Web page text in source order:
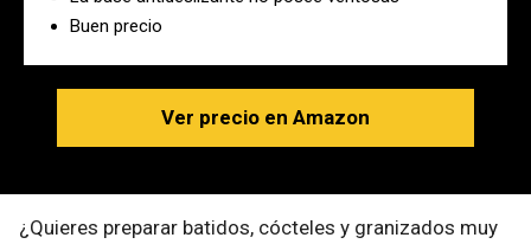
Buen precio
Ver precio en Amazon
¿Quieres preparar batidos, cócteles y granizados muy